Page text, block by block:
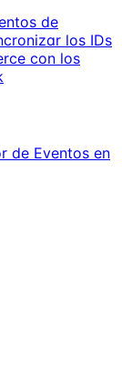
de
los IDs
con los
de Eventos en